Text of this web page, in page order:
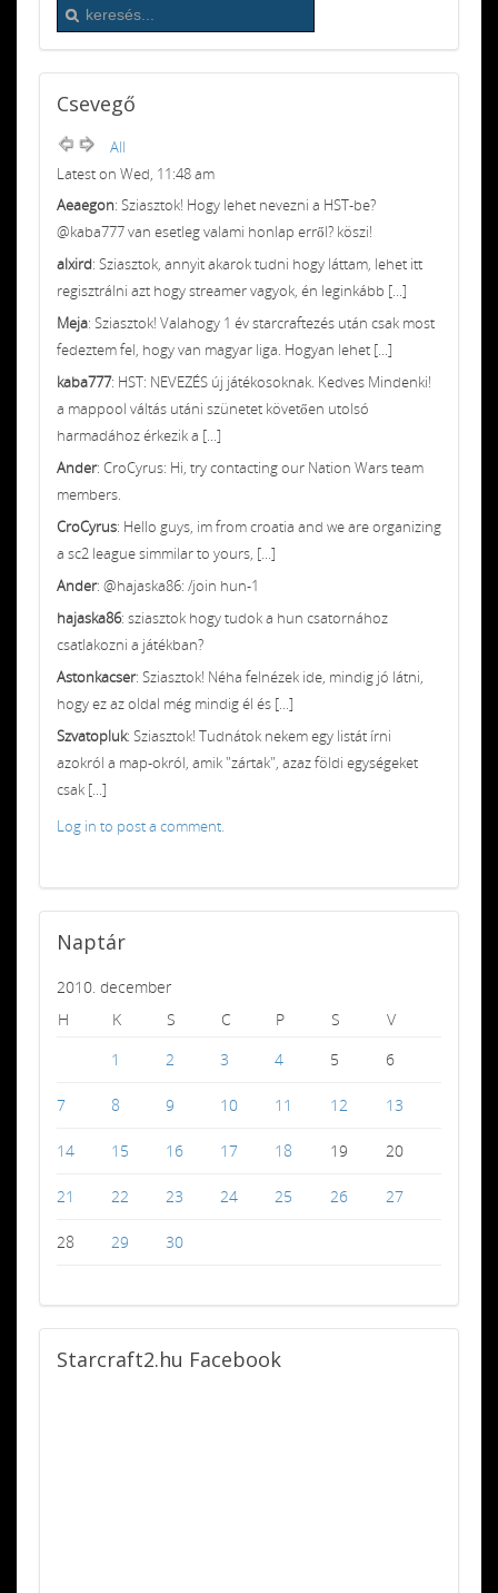
Csevegő
All
Latest on Wed, 11:48 am
Aeaegon: Sziasztok! Hogy lehet nevezni a HST-be?
@kaba777 van esetleg valami honlap erről? köszi!
alxird: Sziasztok, annyit akarok tudni hogy láttam, lehet itt
regisztrálni azt hogy streamer vagyok, én leginkább [...]
Meja: Sziasztok! Valahogy 1 év starcraftezés után csak most
fedeztem fel, hogy van magyar liga. Hogyan lehet [...]
kaba777: HST: NEVEZÉS új játékosoknak. Kedves Mindenki!
a mappool váltás utáni szünetet követően utolsó
harmadához érkezik a [...]
Ander: CroCyrus: Hi, try contacting our Nation Wars team
members.
CroCyrus: Hello guys, im from croatia and we are organizing
a sc2 league simmilar to yours, [...]
Ander: @hajaska86: /join hun-1
hajaska86: sziasztok hogy tudok a hun csatornához
csatlakozni a játékban?
Astonkacser: Sziasztok! Néha felnézek ide, mindig jó látni,
hogy ez az oldal még mindig él és [...]
Szvatopluk: Sziasztok! Tudnátok nekem egy listát írni
azokról a map-okról, amik "zártak", azaz földi egységeket
csak [...]
Log in to post a comment.
Naptár
2010. december
H
K S C P S
V
1
2 3 4 5 6
7 8 9 10 11 12 13
14 15 16 17 18 19 20
21 22 23 24 25 26 27
28 29 30
Starcraft2.hu Facebook